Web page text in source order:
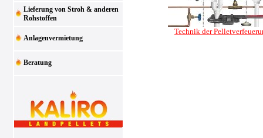
Lieferung von Stroh & anderen
Rohstoffen
Anlagenvermietung
Beratung
Technik der